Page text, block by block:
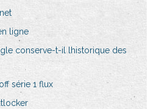
ligne
conserve-t-il lhistorique des
série 1 flux